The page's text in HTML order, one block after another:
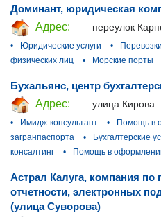
Доминант, юридическая
Адрес:
переулок
•
Юридические услуги •
физических лиц
• Морские порты
Бухальянс, центр
Адрес:
улица Кирова...
•
Имидж-консультант •
Помощь в
загранпаспорта
• Бухгалтерские
консалтинг
• Помощь в
Астрал Калуга, компания по
отчетности, электронных
(улица Суворова)